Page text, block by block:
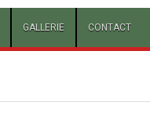
GALLERIE CONTACT